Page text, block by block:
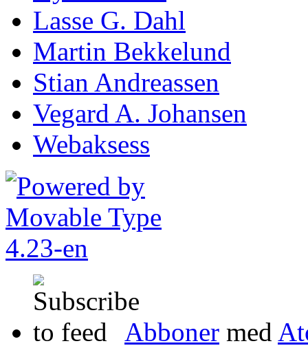
Lasse G. Dahl
Martin Bekkelund
Stian Andreassen
Vegard A. Johansen
Webaksess
Abboner med